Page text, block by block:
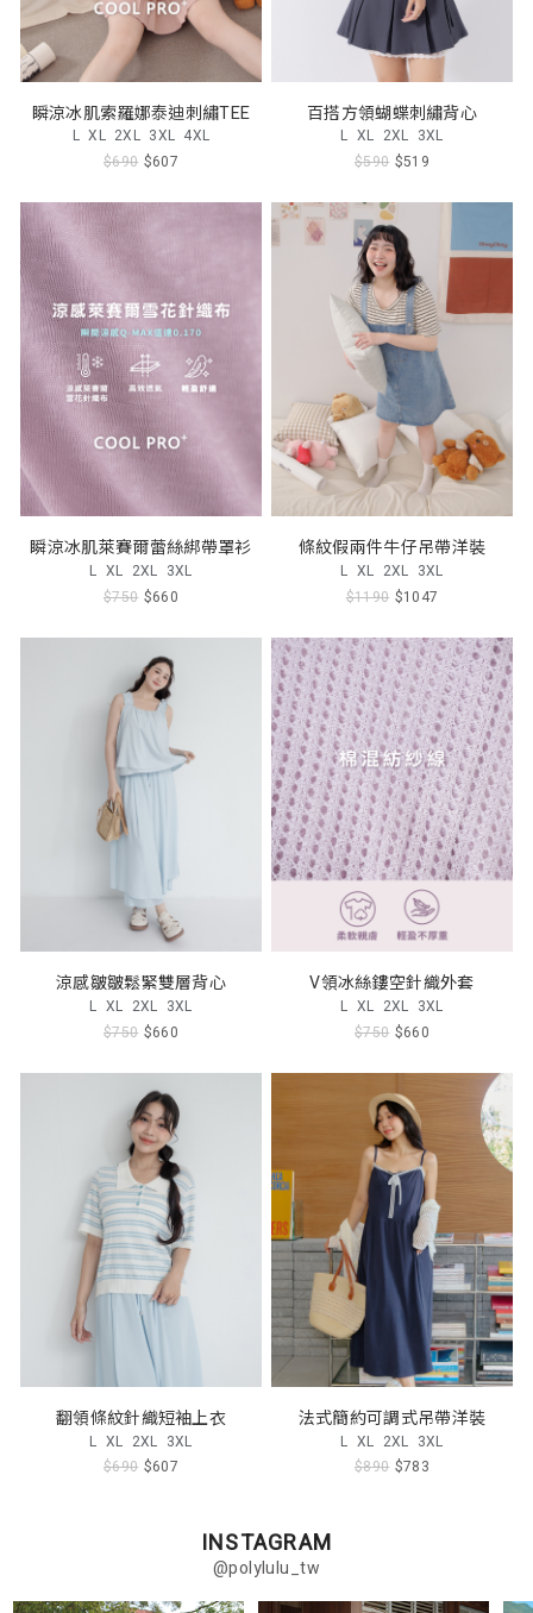
瞬涼冰肌索羅娜泰迪刺繡TEE
L XL 2XL 3XL 4XL
$690 $607
百搭方領蝴蝶刺繡背心
L XL 2XL 3XL
$590 $519
瞬涼冰肌萊賽爾蕾絲綁帶罩衫
L XL 2XL 3XL
$750 $660
條紋假兩件牛仔吊帶洋裝
L XL 2XL 3XL
$1190 $1047
涼感皺皺鬆緊雙層背心
L XL 2XL 3XL
$750 $660
V領冰絲鏤空針織外套
L XL 2XL 3XL
$750 $660
翻領條紋針織短袖上衣
L XL 2XL 3XL
$690 $607
法式簡約可調式吊帶洋裝
L XL 2XL 3XL
$890 $783
INSTAGRAM
@polylulu_tw